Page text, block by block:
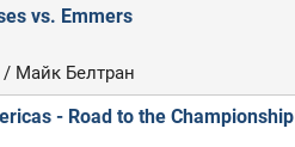
vs. Emmers
Майк Белтран
- Road to the Championship